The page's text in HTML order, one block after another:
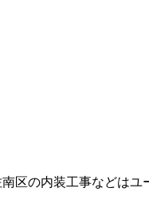
区の内装工事などはユ